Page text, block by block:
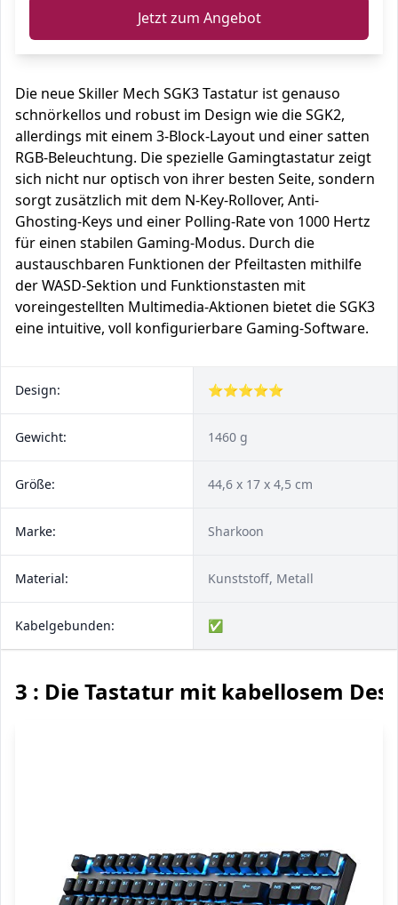
Jetzt zum Angebot
Die neue Skiller Mech SGK3 Tastatur ist genauso
schnörkellos und robust im Design wie die SGK2,
allerdings mit einem 3-Block-Layout und einer satten
RGB-Beleuchtung. Die spezielle Gamingtastatur zeigt
sich nicht nur optisch von ihrer besten Seite, sondern
sorgt zusätzlich mit dem N-Key-Rollover, Anti-
Ghosting-Keys und einer Polling-Rate von 1000 Hertz
für einen stabilen Gaming-Modus. Durch die
austauschbaren Funktionen der Pfeiltasten mithilfe
der WASD-Sektion und Funktionstasten mit
voreingestellten Multimedia-Aktionen bietet die SGK3
eine intuitive, voll konfigurierbare Gaming-Software.
Design: ⭐⭐⭐⭐⭐
Gewicht: 1460 g
Größe: 44,6 x 17 x 4,5 cm
Marke: ‎Sharkoon
Material: Kunststoff, Metall
Kabelgebunden: ✅
3 : Die Tastatur mit kabellosem